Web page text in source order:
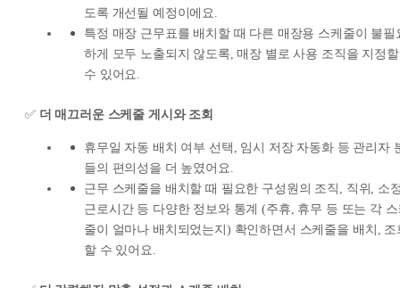
도록 개선될 예정이에요.
특정 매장 근무표를 배치할 때 다른 매장용 스케줄이 불필
하게 모두 노출되지 않도록, 매장 별로 사용 조직을 지정할
수 있어요.
✅ 더 매끄러운 스케줄 게시와 조회
휴무일 자동 배치 여부 선택, 임시 저장 자동화 등 관리자
들의 편의성을 더 높였어요.
근무 스케줄을 배치할 때 필요한 구성원의 조직, 직위, 소
근로시간 등 다양한 정보와 통계 (주휴, 휴무 등 또는 각 스
줄이 얼마나 배치되었는지) 확인하면서 스케줄을 배치, 조
할 수 있어요.